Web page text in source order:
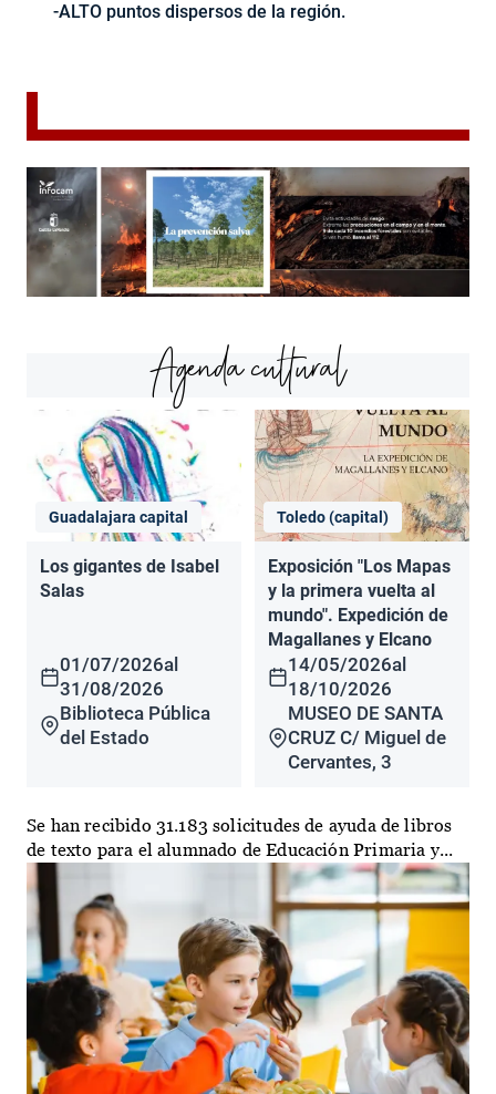
-ALTO puntos dispersos de la región.
Agenda cultural
Guadalajara capital
Los gigantes de Isabel
Salas
01/07/2026al
31/08/2026
Biblioteca Pública
del Estado
Toledo (capital)
Exposición "Los Mapas
y la primera vuelta al
mundo". Expedición de
Magallanes y Elcano
14/05/2026al
18/10/2026
MUSEO DE SANTA
CRUZ C/ Miguel de
Cervantes, 3
Se han recibido 31.183 solicitudes de ayuda de libros
de texto para el alumnado de Educación Primaria y...